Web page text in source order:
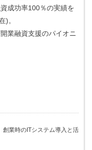
成功率100％の実績を
)。
業融資支援のパイオニ
創業時のITシステム導入と活